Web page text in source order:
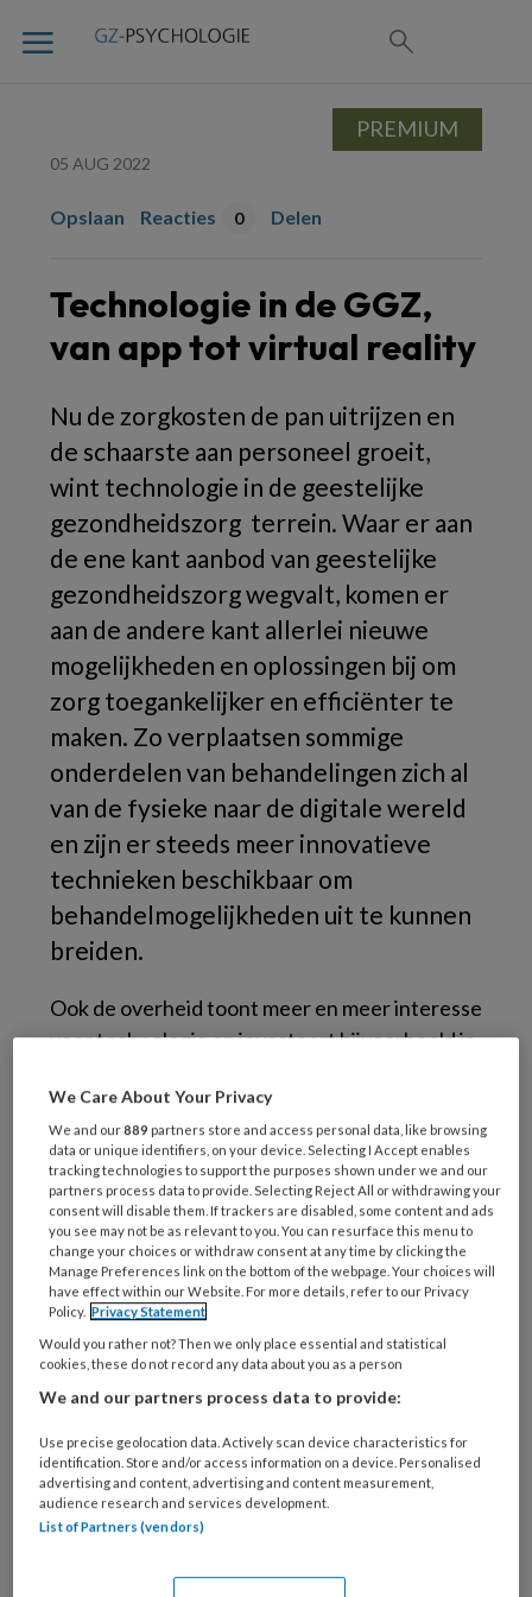
05 AUG 2022
Opslaan Reacties 0 Delen
Technologie in de GGZ,
van app tot virtual reality
Nu de zorgkosten de pan uitrijzen en
de schaarste aan personeel groeit,
wint technologie in de geestelijke
gezondheidszorg terrein. Waar er aan
de ene kant aanbod van geestelijke
gezondheidszorg wegvalt, komen er
aan de andere kant allerlei nieuwe
mogelijkheden en oplossingen bij om
zorg toegankelijker en efficiënter te
maken. Zo verplaatsen sommige
onderdelen van behandelingen zich al
van de fysieke naar de digitale wereld
en zijn er steeds meer innovatieve
technieken beschikbaar om
behandelmogelijkheden uit te kunnen
breiden.
Ook de overheid toont meer en meer interesse
voor technologie en investeert bijvoorbeeld in
vaardigheden, zodat zorg op afstand mogelijk
is. Technologie kan de zorg immers
toegankelijker maken en meer mensen die zorg
nodig hebben bereiken. Ze wil bovendien dat
cliënten binnen enkele jaren hun medische
gegevens in kunnen zien en gebruiken, zodat
zij zelf regie kunnen voeren over hun
gezondheid.
Inmiddels ondersteunt wetenschappelijke
en efficiëntie van de dienstverlening groter
wordt door de inzet van technologie.
Behandelingen via internet lijken daarnaast
ontwikkeling van gezondheidsplatforms,
PREMIUM
We Care About Your Privacy
We and our889 partners store and access personal data, like browsing
data or unique identifiers, on your device. Selecting I Accept enables
tracking technologies to support the purposes shown under we and our
partners process data to provide. Selecting Reject All or withdrawing your
consent will disable them. If trackers are disabled, some content and ads
you see may not be as relevant to you. You can resurface this menu to
change your choices or withdraw consent at any time by clicking the
Manage Preferences link on the bottom of the webpage. Your choices will
have effect within our Website. For more details, refer to our Privacy
Policy. Privacy Statement
Would you rather not? Then we only place essential and statistical
cookies, these do not record any data about you as a person
We and our partners process data to provide:
Use precise geolocation data. Actively scan device characteristics for
identification. Store and/or access information on a device. Personalised
advertising and content, advertising and content measurement,
audience research and services development.
List of Partners (vendors)